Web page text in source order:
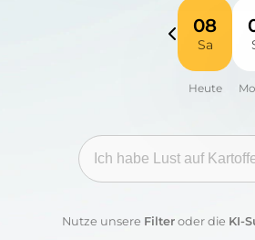
Kategorie:
08
Sa
Nutze unsere Filteroder die KI-